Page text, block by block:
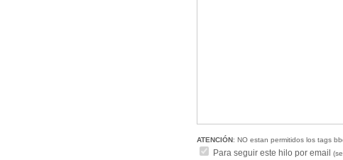
ATENCIÓN: NO estan permitidos los tags
Para seguir este hilo por email